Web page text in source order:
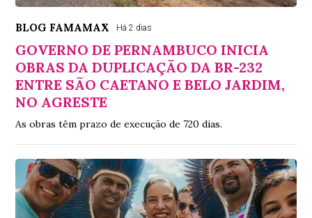
BLOG FAMAMAX Há 2 dias
GOVERNO DE PERNAMBUCO INICIA
OBRAS DA DUPLICAÇÃO DA BR-232
ENTRE SÃO CAETANO E BELO JARDIM,
NO AGRESTE
As obras têm prazo de execução de 720 dias.